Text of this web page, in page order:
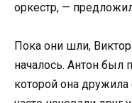
оркестр, —
Пока они шли,
началось. Антон был
которой она